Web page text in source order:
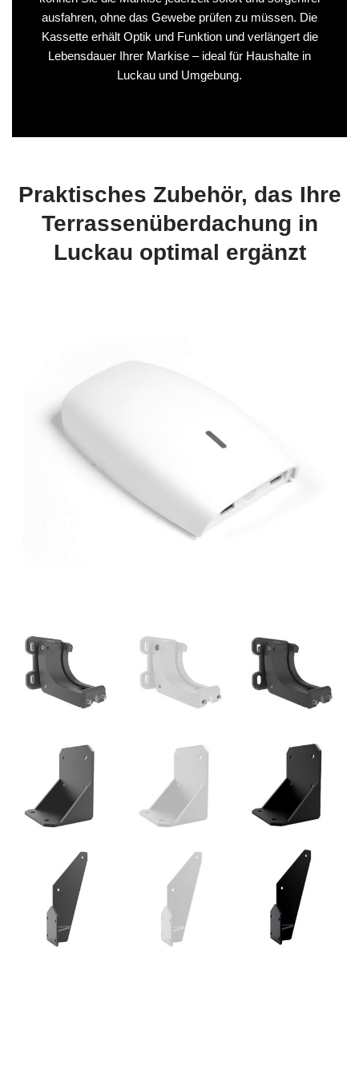
ausfahren, ohne das Gewebe prüfen zu müssen. Die
Kassette erhält Optik und Funktion und verlängert die
Lebensdauer Ihrer Markise – ideal für Haushalte in
Luckau und Umgebung.
Praktisches Zubehör, das Ihre
Terrassenüberdachung in
Luckau optimal ergänzt